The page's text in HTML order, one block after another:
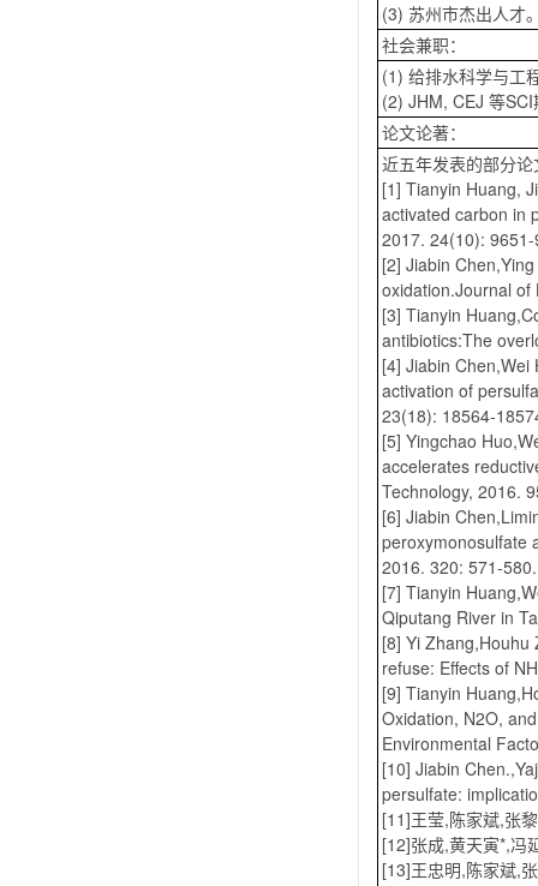
(3) 苏州市杰出人才
社会兼职：
(1) 给排水科学与工
(2) JHM, CEJ 等
论文论著：
近五年发表的部分论
[1] Tianyin Huang,
activated carbon in
2017. 24(10):
[2] Jiabin
oxidation.Journal
[3] Tianyin
antibiotics:The
[4] Jiabin
activation of
23(18): 18564-
[5] Yingchao
accelerates
Technology, 2016.
[6] Jiabin
peroxymonosulfate
2016. 320: 571-580.
[7] Tianyin
Qiputang River in
[8] Yi Zhang,Houhu
refuse: Effects of
[9] Tianyin
Oxidation, N2O,
Environmental
[10] Jiabin
persulfate:
[11]王莹,陈家斌,张
[12]张成,黄天寅*,冯
[13]王忠明,陈家斌,